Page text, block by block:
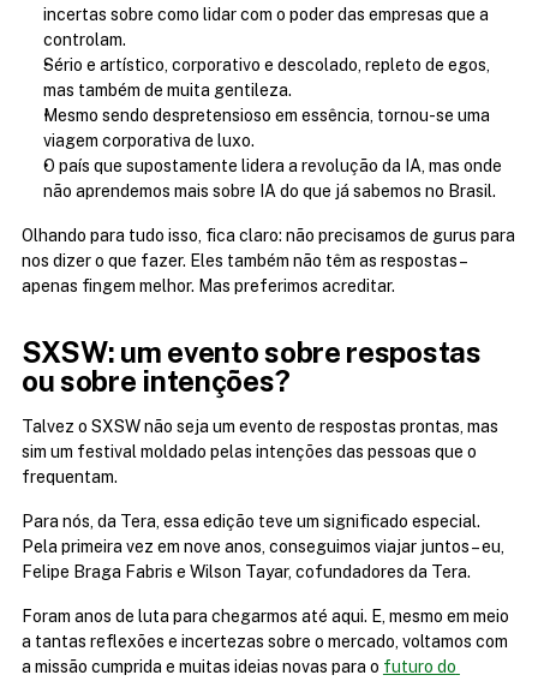
incertas sobre como lidar com o poder das empresas que a
controlam.
Sério e artístico, corporativo e descolado, repleto de egos,
mas também de muita gentileza.
Mesmo sendo despretensioso em essência, tornou-se uma
viagem corporativa de luxo.
O país que supostamente lidera a revolução da IA, mas onde
não aprendemos mais sobre IA do que já sabemos no Brasil.
Olhando para tudo isso, fica claro: não precisamos de gurus para
nos dizer o que fazer. Eles também não têm as respostas –
apenas fingem melhor. Mas preferimos acreditar.
SXSW: um evento sobre respostas
ou sobre intenções?
Talvez o SXSW não seja um evento de respostas prontas, mas
sim um festival moldado pelas intenções das pessoas que o
frequentam.
Para nós, da Tera, essa edição teve um significado especial.
Pela primeira vez em nove anos, conseguimos viajar juntos – eu,
Felipe Braga Fabris e Wilson Tayar, cofundadores da Tera.
Foram anos de luta para chegarmos até aqui. E, mesmo em meio
a tantas reflexões e incertezas sobre o mercado, voltamos com
a missão cumprida e muitas ideias novas para o futuro do